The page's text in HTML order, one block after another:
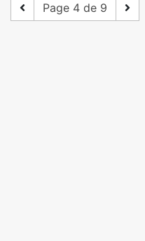
Page 4 de 9